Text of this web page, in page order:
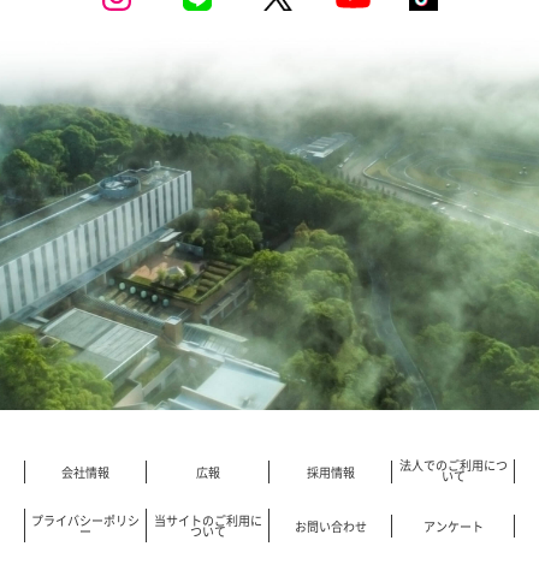
りません。
※フルーツ・ナッツの種類は仕入れ状況により変
更になる場合がございます。
※ご宿泊前日・当日のキャンセルの場合、キャン
セル料100％が発生いたします。
ご予約はこちら
す。
ンターで承ります。
特別な日の思い出に、華やかなフルーツはいかが
価格 4,400円
※ご予約はお電話のみの受付です。ご希望の場合
は、予約センターへお問い合わせください。
会社情報 広報 採用情報 法人でのご利用につ
いて
プライバシーポリシ
ー
当サイトのご利用に
ついて お問い合わせ アンケート